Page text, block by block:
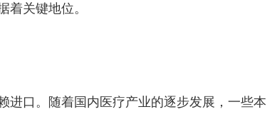
着关键地位。
进口。随着国内医疗产业的逐步发展，一些本